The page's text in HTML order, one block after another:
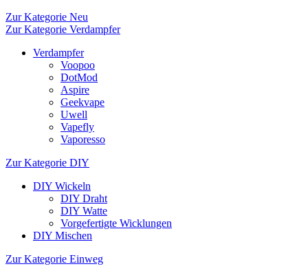
Zur Kategorie Neu
Zur Kategorie Verdampfer
Verdampfer
Voopoo
DotMod
Aspire
Geekvape
Uwell
Vapefly
Vaporesso
Zur Kategorie DIY
DIY Wickeln
DIY Draht
DIY Watte
Vorgefertigte Wicklungen
DIY Mischen
Zur Kategorie Einweg